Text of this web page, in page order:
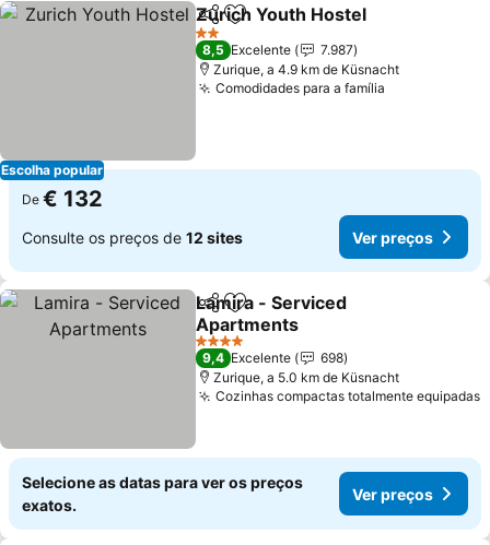
Escolha popular
PartilharAdicionar aos favoritos
Zurich Youth Hostel
2 Estrelas
8,5 Excelente
7.987
Zurique, a 4.9 km de Küsnacht
Comodidades para a família
De € 132
Consulte os preços de 12 sites Ver preços
PartilharAdicionar aos favoritos
Lamira - Serviced
Apartments
Ver preços
4 Estrelas
9,4 Excelente
698
Zurique, a 5.0 km de Küsnacht
Cozinhas compactas totalmente equipadas
Selecione as datas para ver os preços
exatos.
Ver preços